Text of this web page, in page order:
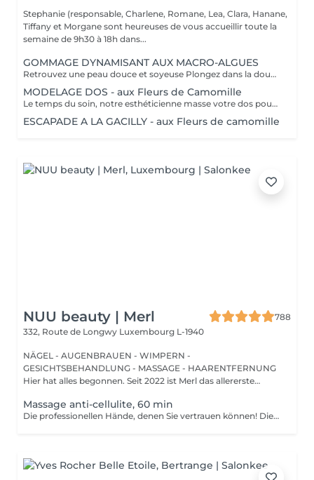
Stephanie (responsable, Charlene, Romane, Lea, Clara, Hanane,
Tiffany et Morgane sont heureuses de vous accueillir toute la
semaine de 9h30 à 18h dans...
GOMMAGE DYNAMISANT AUX MACRO-ALGUES
Retrouvez une peau douce et soyeuse Plongez dans la douceur tropicale dIndonésie à travers les notes épicées des huiles essentielles de Girofle et de Muscade. Ce gommage aux effluves chauds et naturels vous transporte tout en exfoliant délicatement votre peau : elle est douce, lumineuse et satinée.
MODELAGE DOS - aux Fleurs de Camomille
Le temps du soin, notre esthéticienne masse votre dos pour un confort sans précédent.
ESCAPADE A LA GACILLY - aux Fleurs de camomille
NUU beauty | Merl
788
332, Route de Longwy Luxembourg L-1940
NÄGEL - AUGENBRAUEN - WIMPERN -
GESICHTSBEHANDLUNG - MASSAGE - HAARENTFERNUNG
Hier hat alles begonnen. Seit 2022 ist Merl das allererste
Massage anti-cellulite, 60 min
Die professionellen Hände, denen Sie vertrauen können! Die Massage ist die Praxis des Knetens oder Manipulierens der Muskeln und anderer Weichteile einer Person, um Stress zu reduzieren, Muskelschmerzen zu lindern, die Entspannung zu fördern und die Funktion des Immunsystems zu verbessern. Vorteile einer Anti-Cellulite-Massage: - verbessert die Durchblutung - beseitigt Stauungen in der Haut - aktiviert Stoffwechselprozesse in Zellen und Geweben - Muskeln und Gewebe werden mit Sauerstoff und Mineralien versorgt - die Haut wird glatt und elastisch Wie wird eine Anti-Cellulite-Massage durchgeführt? - der Rücken wird massiert - Arme werden massiert - Beine werden massiert - der Bauch wird massiert Altersbeschränkungen: empfohlen ab 16 Jahren. Empfehlungen nach dem Eingriff: nach dem Eingriff 2-3 Stunden keinen Sport und plötzliche Bewegungen machen. Frequenz: 2-3 Mal pro Woche, insgesamt 10 Mal. Wiederholen Sie den Eingriff alle 3-6 Monate.